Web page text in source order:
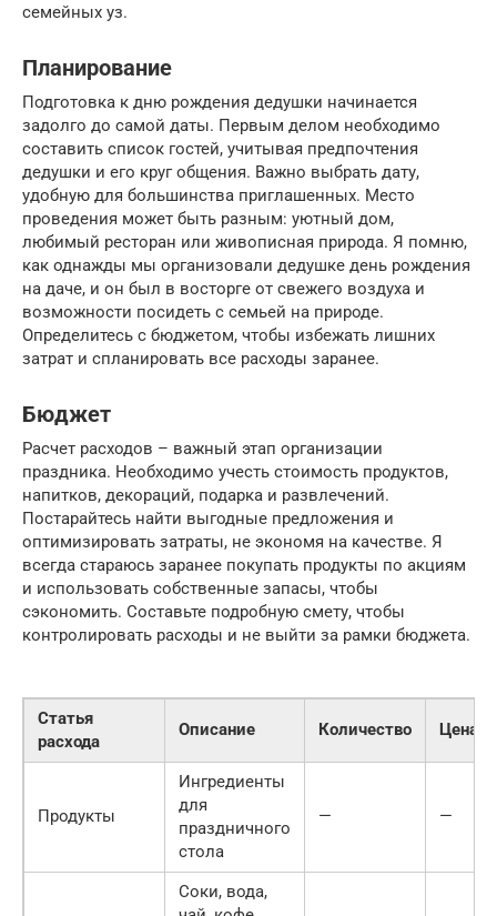
семейных уз.
Планирование
Подготовка к дню рождения дедушки начинается
задолго до самой даты. Первым делом необходимо
составить список гостей, учитывая предпочтения
дедушки и его круг общения. Важно выбрать дату,
удобную для большинства приглашенных. Место
проведения может быть разным: уютный дом,
любимый ресторан или живописная природа. Я помню,
как однажды мы организовали дедушке день рождения
на даче, и он был в восторге от свежего воздуха и
возможности посидеть с семьей на природе.
Определитесь с бюджетом, чтобы избежать лишних
затрат и спланировать все расходы заранее.
Бюджет
Расчет расходов – важный этап организации
праздника. Необходимо учесть стоимость продуктов,
напитков, декораций, подарка и развлечений.
Постарайтесь найти выгодные предложения и
оптимизировать затраты, не экономя на качестве. Я
всегда стараюсь заранее покупать продукты по акциям
и использовать собственные запасы, чтобы
сэкономить. Составьте подробную смету, чтобы
контролировать расходы и не выйти за рамки бюджета.
Статья
расхода
Описание Количество Цена
Продукты
Ингредиенты
для
праздничного
стола
— —
Соки, вода,